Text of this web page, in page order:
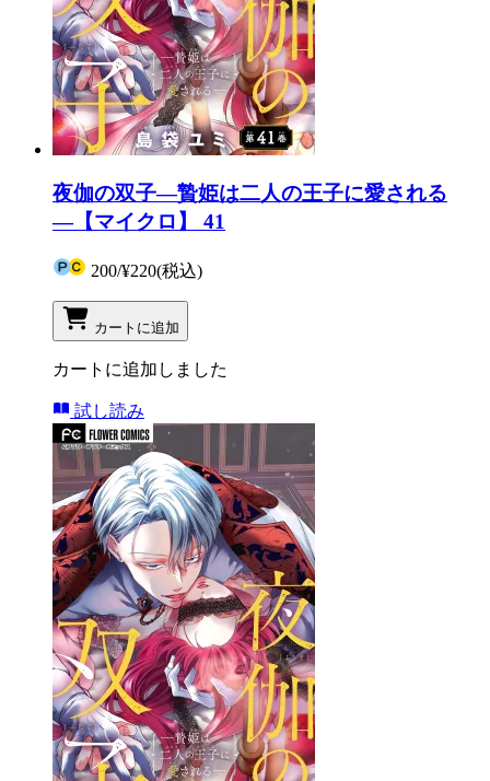
夜伽の双子―贄姫は二人の王子に愛される
―【マイクロ】 41
200/¥220(税込)
カートに追加
カートに追加しました
試し読み